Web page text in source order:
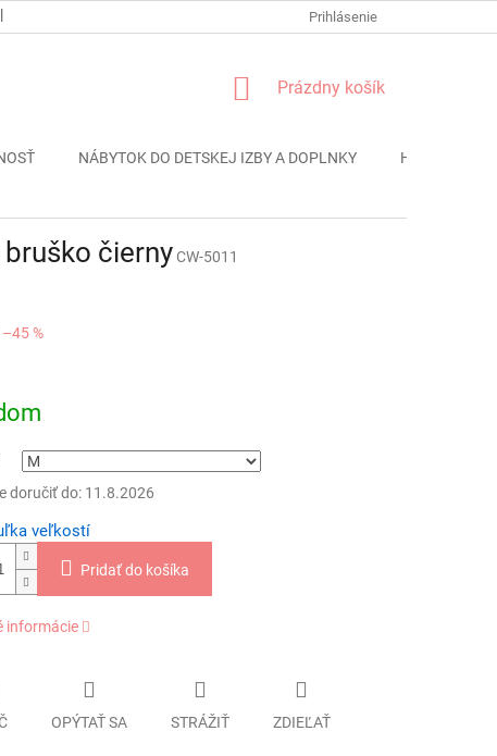
PODMIENKY OCHRANY OSOBNÝCH
Prihlásenie
NÁKUPNÝ
Prázdny košík
NÁBYTOK DO DETSKEJ IZBY A DOPLNKY HRAČKY
bruško čiernyCW-5011
–45 %
doručiť do: 11.8.2026
veľkostí
Pridať do košíka
informácie
OPÝTAŤ SA STRÁŽIŤ ZDIEĽAŤ